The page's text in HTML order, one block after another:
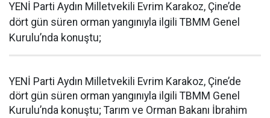
YENİ Parti Aydın Milletvekili Evrim Karakoz, Çine’de
dört gün süren orman yangınıyla ilgili TBMM Genel
Kurulu’nda konuştu;
YENİ Parti Aydın Milletvekili Evrim Karakoz, Çine’de
dört gün süren orman yangınıyla ilgili TBMM Genel
Kurulu’nda konuştu; Tarım ve Orman Bakanı İbrahim